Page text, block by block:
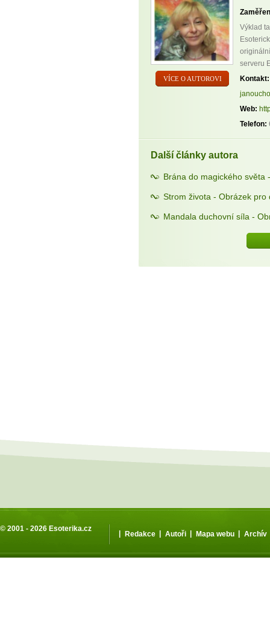
VÍCE O AUTOROVI
Výklad
serveru
Kontakt:
Web:
Telefon:
Další články autora
Brána do magického světa
Strom života - Obrázek pro
Mandala duchovní síla -
© 2001 - 2026 Esoterika.cz
| Redakce | Autoři | Mapa webu | Archív